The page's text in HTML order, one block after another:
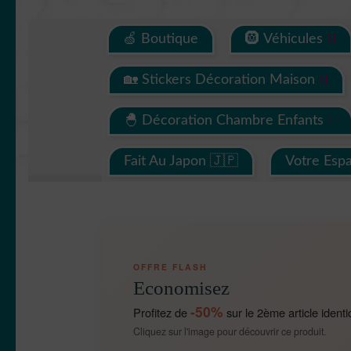
🍏 Boutique 🛞 Véhicules
🏡 Stickers Décoration Maison
🐣 Décoration Chambre Enfants
Fait Au Japon 🇯🇵 Votre
OFFRE FLASH
Economisez
Profitez de-50% sur le 2ème article
Cliquez sur l'image pour découvrir ce produit.